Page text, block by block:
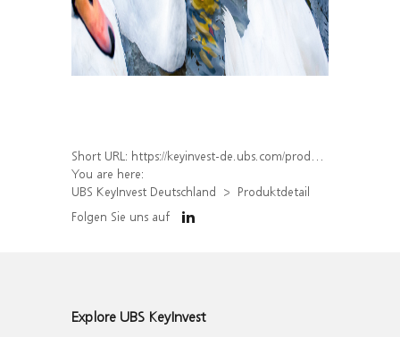
Short URL: https://keyinvest-de.ubs.com/produkt/detail/index/isin/DE000WA4QM35
You are here:
UBS KeyInvest Deutschland
Produktdetail
Folgen Sie uns auf
Explore UBS KeyInvest